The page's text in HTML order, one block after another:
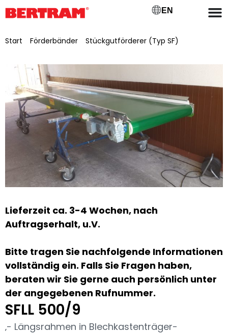
EN
Start Förderbänder Stückgutförderer (Typ SF)
Lieferzeit ca. 3-4 Wochen, nach
Auftragserhalt, u.V.
Bitte tragen Sie nachfolgende Informationen
vollständig ein. Falls Sie Fragen haben,
beraten wir Sie gerne auch persönlich unter
der angegebenen Rufnummer.
SFLL 500/9
‚- Längsrahmen in Blechkastenträger-